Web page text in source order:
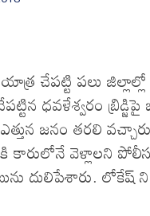
పలు జిల్లాల్లో
ధవళేశ్వరం
జనం తరలి
కారులోనే వెళ్లాలని
దులిపేశారు. లోకేష్